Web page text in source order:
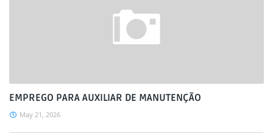
EMPREGO PARA AUXILIAR DE MANUTENÇÃO
May 21, 2026